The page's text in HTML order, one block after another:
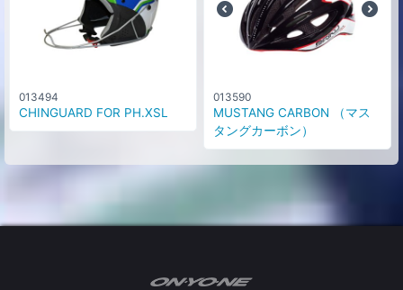
013494
CHINGUARD FOR PH.XSL
013590
MUSTANG CARBON （マス
タングカーボン）